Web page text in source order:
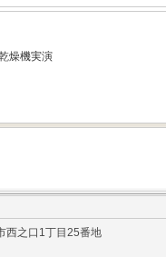
燥機実演
西之口1丁目25番地